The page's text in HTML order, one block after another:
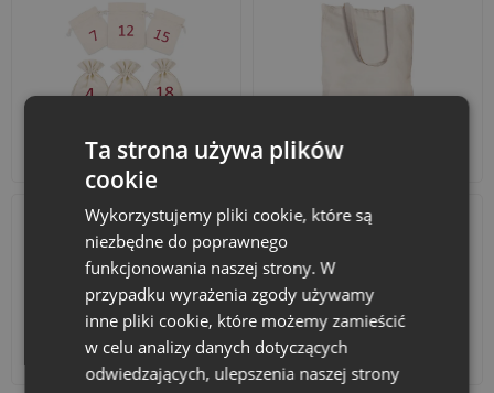
Kalendarze adwentowe Torby bawełniane
Akcesoria i dekoracje Zestawy
Ta strona używa plików
cookie
Wykorzystujemy pliki cookie, które są
niezbędne do poprawnego
funkcjonowania naszej strony. W
przypadku wyrażenia zgody używamy
inne pliki cookie, które możemy zamieścić
w celu analizy danych dotyczących
odwiedzających, ulepszenia naszej strony